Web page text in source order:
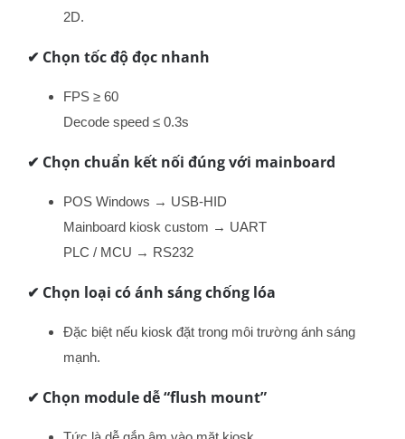
2D.
✔ Chọn tốc độ đọc nhanh
FPS ≥ 60
Decode speed ≤ 0.3s
✔ Chọn chuẩn kết nối đúng với mainboard
POS Windows → USB-HID
Mainboard kiosk custom → UART
PLC / MCU → RS232
✔ Chọn loại có ánh sáng chống lóa
Đặc biệt nếu kiosk đặt trong môi trường ánh sáng
mạnh.
✔ Chọn module dễ “flush mount”